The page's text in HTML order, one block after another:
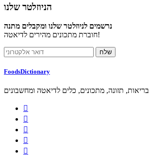
הניוזלטר שלנו
נרשמים לניוזלטר שלנו ומקבלים מתנה
חוברת מתכונים מהירים לדיאטה!
FoodsDictionary
בריאות, תזונה, מתכונים, כלים לדיאטה ומחשבונים




